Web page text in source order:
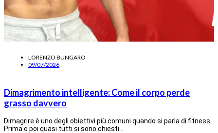
LORENZO BUNGARO
09/07/2026
Dimagrimento intelligente: Come il corpo perde
grasso davvero
Dimagrire è uno degli obiettivi più comuni quando si parla di fitness.
Prima o poi quasi tutti si sono chiesti…